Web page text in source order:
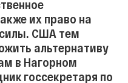
их право на
США тем
альтернативу
в Нагорном
госсекретаря по